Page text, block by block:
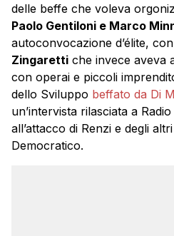
delle beffe che voleva
Paolo Gentiloni e Marco
autoconvocazione d’élite,
Zingaretti che invece aveva
con operai e piccoli
dello Sviluppo beffato da Di
un’intervista rilasciata a
all’attacco di Renzi e degli
Democratico.